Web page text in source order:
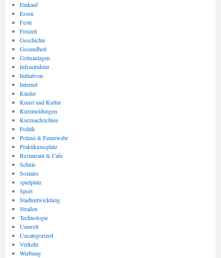
Einkauf
Essen
Feste
Freizeit
Geschichte
Gesundheit
Grünanlagen
Infrastruktur
Initiativen
Internet
Kinder
Kunst und Kultur
Kurzmeldungen
Kurznachrichten
Politik
Polizei & Feuerwehr
Praktikumsplatz
Restaurant & Cafe
Schule
Soziales
spielplatz
Sport
Stadtentwicklung
Straßen
Technologie
Umwelt
Uncategorized
Verkehr
Werbung